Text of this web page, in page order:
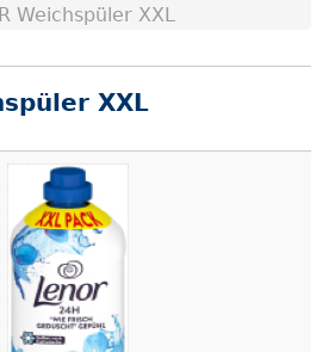
Weichspüler XXL
XXL